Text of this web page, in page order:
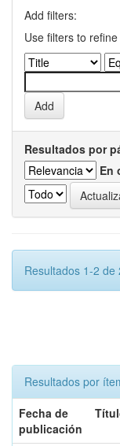
Add filters:
Use filters to
Resultados por
En
Resultados 1-2 de
Resultados por
Fecha de
publicación